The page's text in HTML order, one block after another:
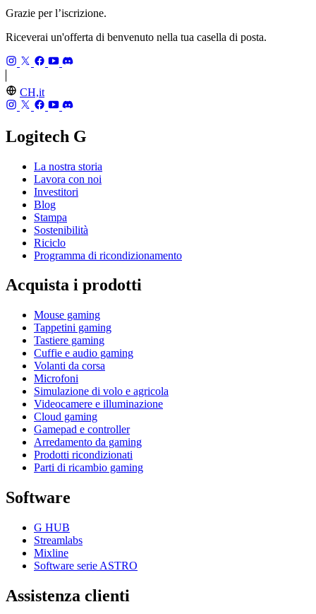
Grazie per l’iscrizione.
Riceverai un'offerta di benvenuto nella tua casella di posta.
CH,it
Logitech G
La nostra storia
Lavora con noi
Investitori
Blog
Stampa
Sostenibilità
Riciclo
Programma di ricondizionamento
Acquista i prodotti
Mouse gaming
Tappetini gaming
Tastiere gaming
Cuffie e audio gaming
Volanti da corsa
Microfoni
Simulazione di volo e agricola
Videocamere e illuminazione
Cloud gaming
Gamepad e controller
Arredamento da gaming
Prodotti ricondizionati
Parti di ricambio gaming
Software
G HUB
Streamlabs
Mixline
Software serie ASTRO
Assistenza clienti